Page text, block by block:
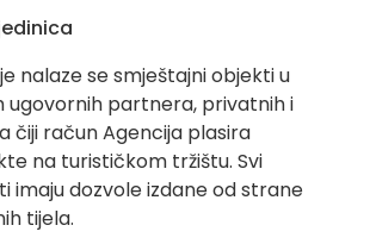
nalaze se smještajni objekti u
ugovornih partnera, privatnih i
čiji račun Agencija plasira
na turističkom tržištu. Svi
imaju dozvole izdane od strane
tijela.